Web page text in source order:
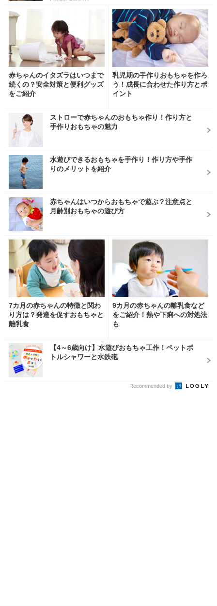
赤ちゃんのイタズラはいつまで
続くの？安全対策と便利グッズ
をご紹介
乳児期の手作りおもちゃを作ろ
う！成長に合わせた作り方とポ
イント
ストローで赤ちゃんのおもちゃ作り！作り方と
手作りおもちゃの魅力
水遊びできるおもちゃを手作り！作り方や手作
りのメリットを紹介
赤ちゃんはいつからおもちゃで遊ぶ？注意点と
月齢別おもちゃの遊び方
7カ月の赤ちゃんの特徴と関わ
り方は？発達を促すおもちゃと
離乳食
9カ月の赤ちゃんの離乳食など
をご紹介！熱や下痢への対処法
も
【4～6歳向け】水遊びおもちゃ工作！ペットボ
トルシャワーと水鉄砲
Recommended by